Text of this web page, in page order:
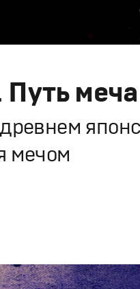
Путь меча
мечом